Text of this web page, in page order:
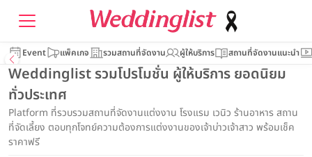
Event แพ็คเกจ รวมสถานที่จัดงาน ผู้ให้บริการ สถานที่จัดงานแนะนำ
Weddinglist รวมโปรโมชั่น ผู้ให้บริการ ยอดนิยม
ทั่วประเทศ
Platform ที่รวบรวมสถานที่จัดงานแต่งงาน โรงแรม เวนิว ร้านอาหาร สถาน
ที่จัดเลี้ยง ตอบทุกโจทย์ความต้องการแต่งงานของเจ้าบ่าวเจ้าสาว พร้อมเช็ค
ราคาฟรี